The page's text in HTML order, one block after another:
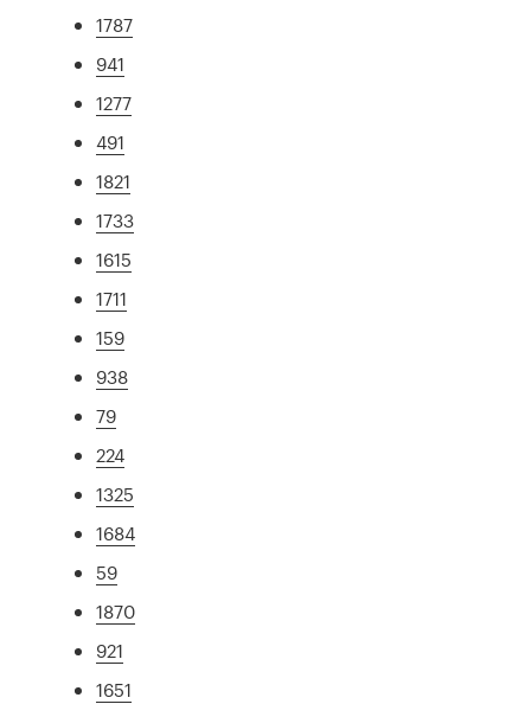
1787
941
1277
491
1821
1733
1615
1711
159
938
79
224
1325
1684
59
1870
921
1651